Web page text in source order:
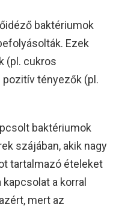
baktériumok
Ezek
(pl. cukros
tényezők (pl.
baktériumok
szájában, akik nagy
tartalmazó ételeket
a korral
mert az